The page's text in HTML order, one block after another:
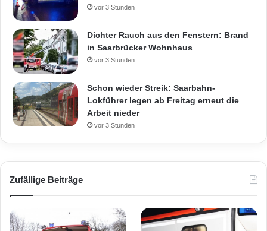
vor 3 Stunden
Dichter Rauch aus den Fenstern: Brand
in Saarbrücker Wohnhaus
vor 3 Stunden
Schon wieder Streik: Saarbahn-
Lokführer legen ab Freitag erneut die
Arbeit nieder
vor 3 Stunden
Zufällige Beiträge